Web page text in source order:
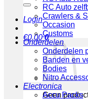
Login
€0.00 0
Geen
RC Auto
Crawlers &
Occasion
Customs
Onderdelen
Onderdelen
Banden en
Bodies
Nitro
Electronica
Accu Packs